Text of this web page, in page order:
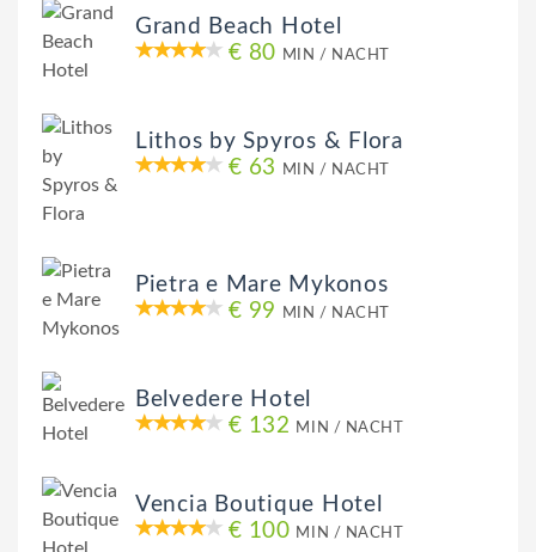
Grand Beach Hotel
€ 80 MIN / NACHT
Lithos by Spyros & Flora
€ 63
MIN / NACHT
Pietra e Mare Mykonos
€ 99
MIN / NACHT
Belvedere Hotel
€ 132 MIN / NACHT
Vencia Boutique Hotel
€ 100 MIN / NACHT